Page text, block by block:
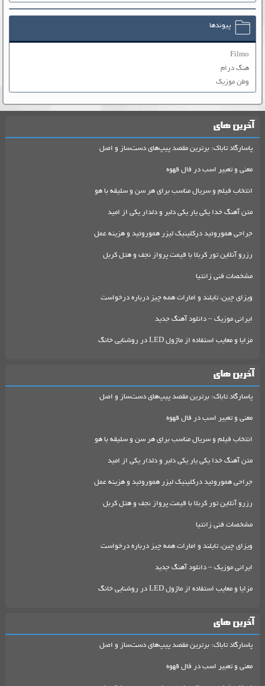
پیوندها
Filmo
هنگ درام
وطن موزیک
آخرین های
پاسارگاد تاباک: برترین مقصد پیپ‌های دست‌ساز و اصل
معنی و تعبیر اسب در فال قهوه
انتخاب فیلم و سریال مناسب برای هر سن و سلیقه با هو
متن آهنگ خدا یکی یار یکی دلبر و دلدار یکی از امید
جراحی هموروئید درکلینیک لیزر هموروئید و هزینه عمل
رزرو آنلاین تور کربلا با قیمت پرواز نجف و هتل کربل
مشخصات فنی زانتیا
ویزای چین، تایلند و امارات همه چیز درباره درخواست
ایرانی موزیک – دانلود آهنگ جدید
مزایا و معایب استفاده از ماژول LED در روشنایی خانگ
آخرین های
پاسارگاد تاباک: برترین مقصد پیپ‌های دست‌ساز و اصل
معنی و تعبیر اسب در فال قهوه
انتخاب فیلم و سریال مناسب برای هر سن و سلیقه با هو
متن آهنگ خدا یکی یار یکی دلبر و دلدار یکی از امید
جراحی هموروئید درکلینیک لیزر هموروئید و هزینه عمل
رزرو آنلاین تور کربلا با قیمت پرواز نجف و هتل کربل
مشخصات فنی زانتیا
ویزای چین، تایلند و امارات همه چیز درباره درخواست
ایرانی موزیک – دانلود آهنگ جدید
مزایا و معایب استفاده از ماژول LED در روشنایی خانگ
آخرین های
پاسارگاد تاباک: برترین مقصد پیپ‌های دست‌ساز و اصل
معنی و تعبیر اسب در فال قهوه